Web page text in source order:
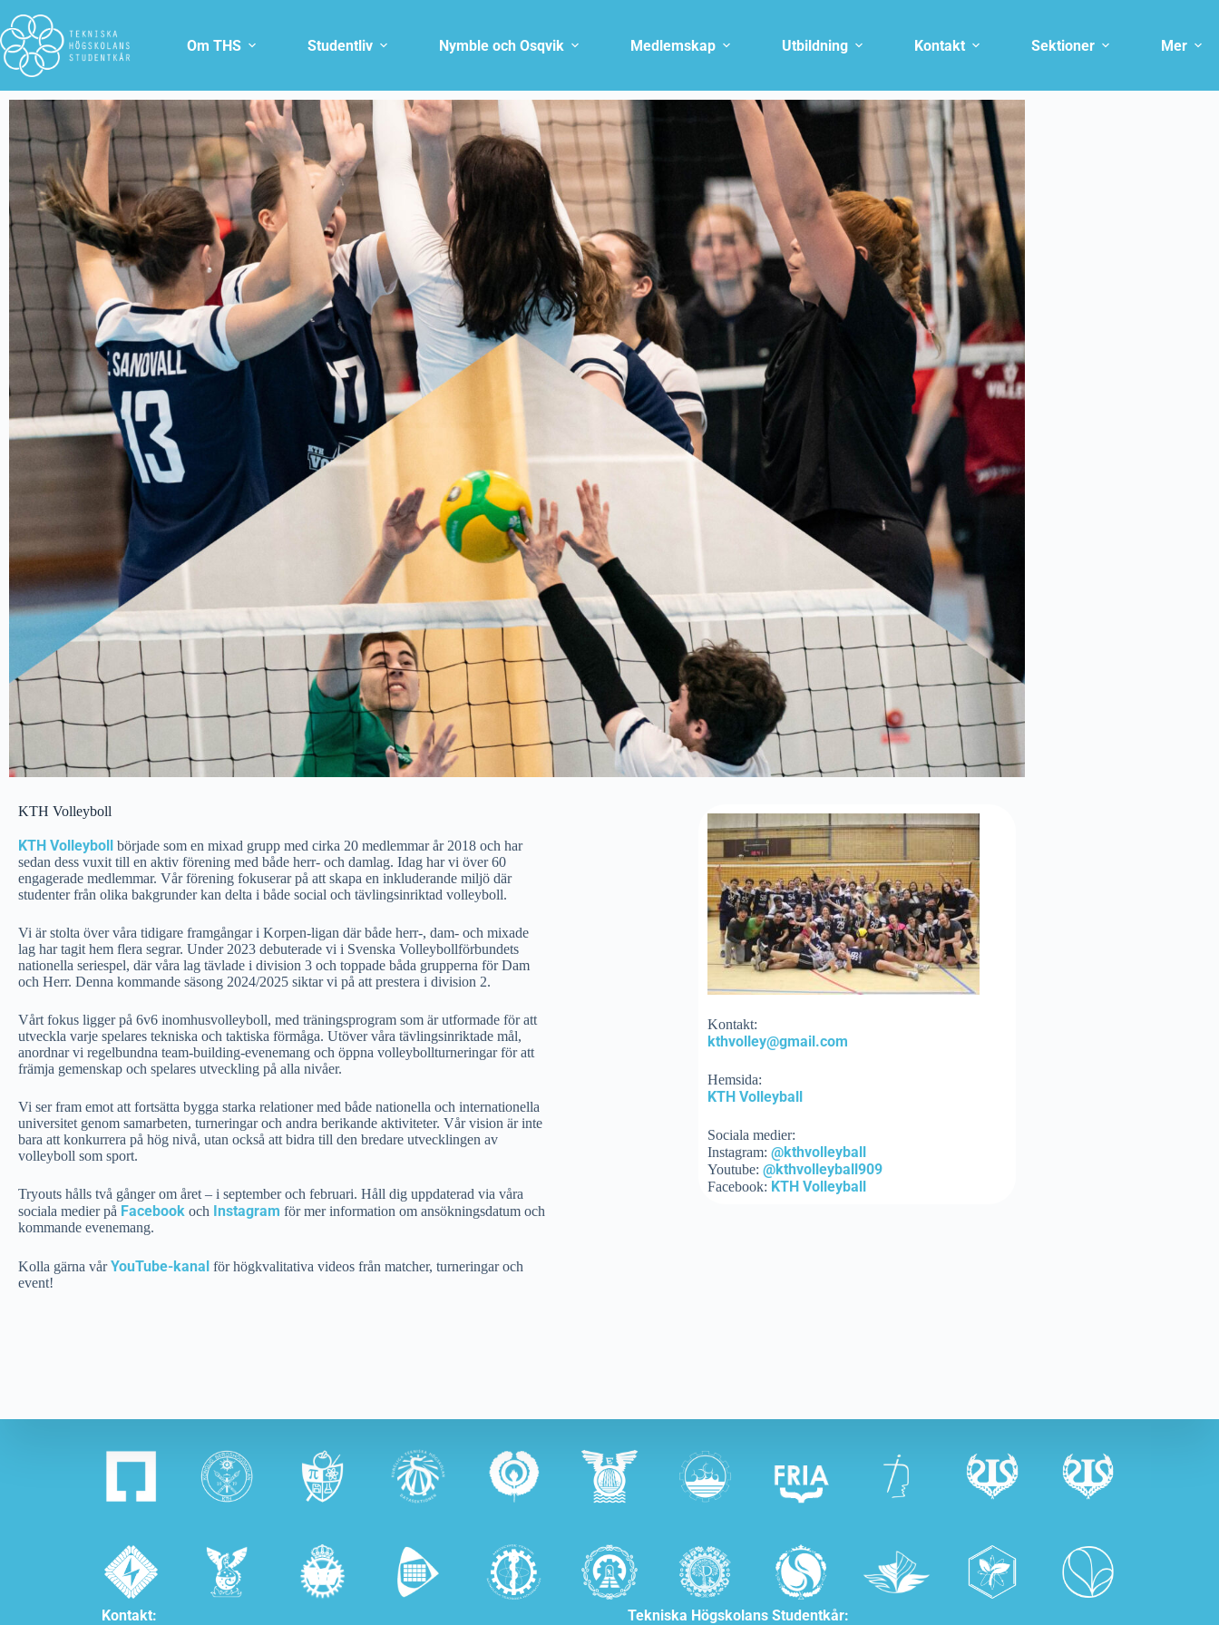
Om THS Studentliv Nymble och Osqvik Medlemskap Utbildning Kontakt Sektioner Mer
KTH Volleyboll
KTH Volleyboll började som en mixad grupp med cirka 20 medlemmar år 2018 och har
sedan dess vuxit till en aktiv förening med både herr- och damlag. Idag har vi över 60
engagerade medlemmar. Vår förening fokuserar på att skapa en inkluderande miljö där
studenter från olika bakgrunder kan delta i både social och tävlingsinriktad volleyboll.
Vi är stolta över våra tidigare framgångar i Korpen-ligan där både herr-, dam- och mixade
lag har tagit hem flera segrar. Under 2023 debuterade vi i Svenska Volleybollförbundets
nationella seriespel, där våra lag tävlade i division 3 och toppade båda grupperna för Dam
och Herr. Denna kommande säsong 2024/2025 siktar vi på att prestera i division 2.
Vårt fokus ligger på 6v6 inomhusvolleyboll, med träningsprogram som är utformade för att
utveckla varje spelares tekniska och taktiska förmåga. Utöver våra tävlingsinriktade mål,
anordnar vi regelbundna team-building-evenemang och öppna volleybollturneringar för att
främja gemenskap och spelares utveckling på alla nivåer.
Vi ser fram emot att fortsätta bygga starka relationer med både nationella och internationella
universitet genom samarbeten, turneringar och andra berikande aktiviteter. Vår vision är inte
bara att konkurrera på hög nivå, utan också att bidra till den bredare utvecklingen av
volleyboll som sport.
Tryouts hålls två gånger om året – i september och februari. Håll dig uppdaterad via våra
sociala medier på Facebook och Instagram för mer information om ansökningsdatum och
kommande evenemang.
Kolla gärna vårYouTube-kanal för högkvalitativa videos från matcher, turneringar och
event!
Kontakt:
kthvolley@gmail.com
Hemsida:
KTH Volleyball
Sociala medier:
Instagram:@kthvolleyball
Youtube:@kthvolleyball909
Facebook: KTH Volleyball
Kontakt:
Tekniska Högskolans Studentkår: